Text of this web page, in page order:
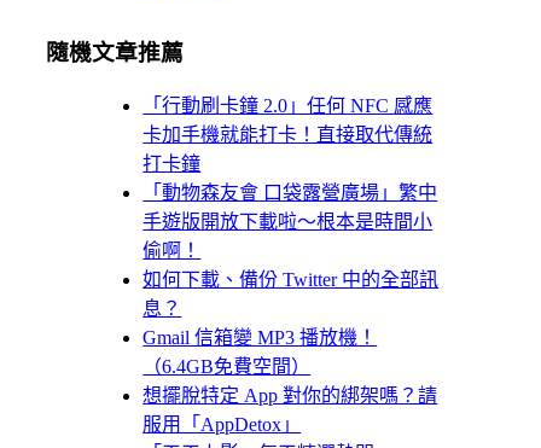
隨機文章推薦
「行動刷卡鐘 2.0」任何 NFC 感應
卡加手機就能打卡！直接取代傳統
打卡鐘
「動物森友會 口袋露營廣場」繁中
手遊版開放下載啦～根本是時間小
偷啊！
如何下載、備份 Twitter 中的全部訊
息？
Gmail 信箱變 MP3 播放機！
（6.4GB免費空間）
想擺脫特定 App 對你的綁架嗎？請
服用「AppDetox」